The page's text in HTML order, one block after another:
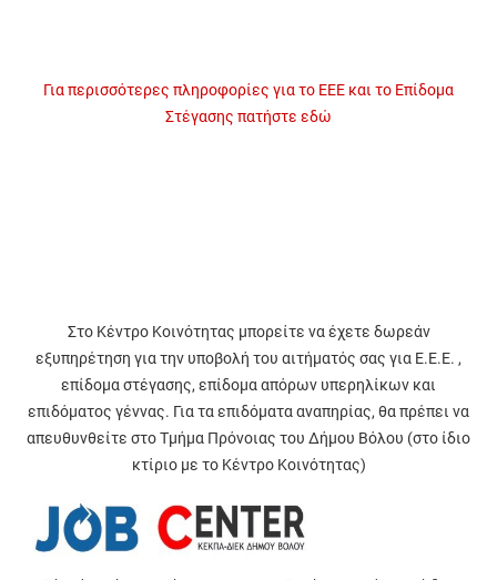
Για περισσότερες πληροφορίες για το ΕΕΕ και το Επίδομα
Στέγασης πατήστε εδώ
Στο Κέντρο Κοινότητας μπορείτε να έχετε δωρεάν
εξυπηρέτηση για την υποβολή του αιτήματός σας για Ε.Ε.Ε. ,
επίδομα στέγασης, επίδομα απόρων υπερηλίκων και
επιδόματος γέννας. Για τα επιδόματα αναπηρίας, θα πρέπει να
απευθυνθείτε στο Τμήμα Πρόνοιας του Δήμου Βόλου (στο ίδιο
κτίριο με το Κέντρο Κοινότητας)